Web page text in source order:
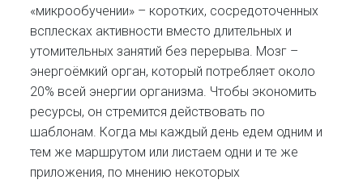
«микрообучении» – коротких, сосредоточенных
всплесках активности вместо длительных и
утомительных занятий без перерыва. Мозг –
энергоёмкий орган, который потребляет около
20% всей энергии организма. Чтобы экономить
ресурсы, он стремится действовать по
шаблонам. Когда мы каждый день едем одним и
тем же маршрутом или листаем одни и те же
приложения, по мнению некоторых